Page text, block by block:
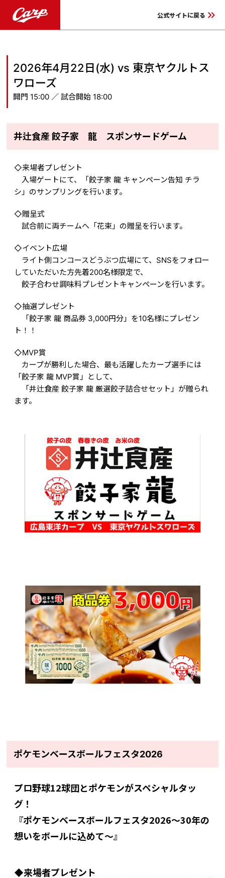
公式サイトに戻る keyboard_double_arrow_right
2026年4月22日(水) vs 東京ヤクルトス
ワローズ
開門 15:00 ／ 試合開始 18:00
井辻食産 餃子家 龍 スポンサードゲーム
◇来場者プレゼント
入場ゲートにて、「餃子家 龍 キャンペーン告知 チラ
シ」のサンプリングを行います。
◇贈呈式
試合前に両チームへ「花束」の贈呈を行います。
◇イベント広場
ライト側コンコースどうぶつ広場にて、SNSをフォロー
していただいた方先着200名様限定で、
餃子合わせ調味料プレゼントキャンペーンを行います。
◇抽選プレゼント
「餃子家 龍 商品券 3,000円分」を10名様にプレゼン
ト！！
◇MVP賞
カープが勝利した場合、最も活躍したカープ選手には
「餃子家 龍 MVP賞」として、
「井辻食産 餃子家 龍 厳選餃子詰合せセット」が贈られ
ます。
ポケモンベースボールフェスタ2026
プロ野球12球団とポケモンがスペシャルタッ
グ！
『ポケモンベースボールフェスタ2026～30年の
想いをボールに込めて～』
◆来場者プレゼント